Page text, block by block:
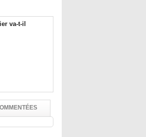
va-t-il